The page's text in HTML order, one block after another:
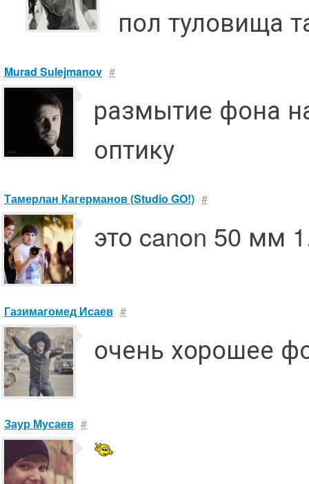
пол туловища
Murad Sulejmanov #
размытие фона
оптику
Тамерлан Кагерманов (Studio GO!) #
это canon 50 мм
Газимагомед Исаев #
очень хорошее
Заур Мусаев #